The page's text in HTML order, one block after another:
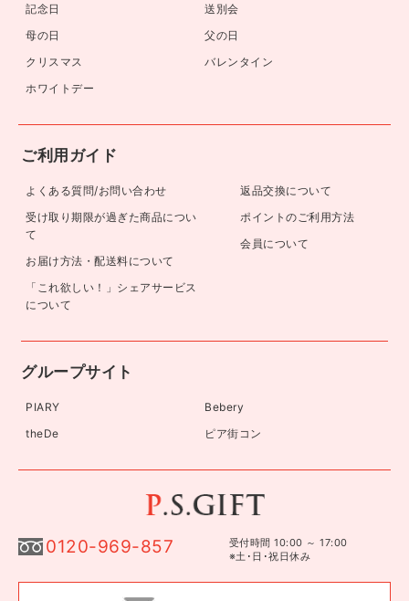
記念日
送別会
母の日
父の日
クリスマス
バレンタイン
ホワイトデー
ご利用ガイド
よくある質問/お問い合わせ
受け取り期限が過ぎた商品につい
て
お届け方法・配送料について
「これ欲しい！」シェアサービス
について
返品交換について
ポイントのご利用方法
会員について
グループサイト
PIARY
Bebery
theDe
ピア街コン
0120-969-857
受付時間 10:00 ～ 17:00
※土･日･祝日休み